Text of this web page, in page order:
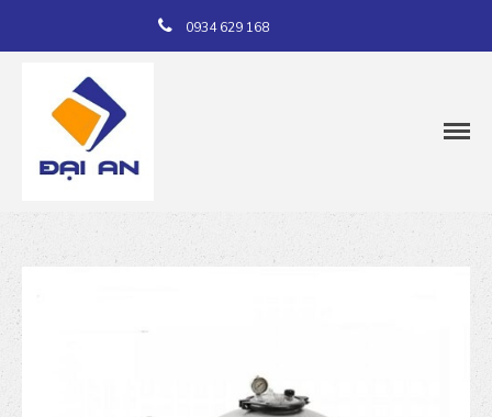
Sản phẩm
Tin tức
Liên hệ
0934 629 168